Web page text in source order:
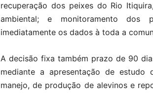
recuperação dos peixes do Rio
ambiental; e monitoramento dos
imediatamente os dados à toda a
A decisão fixa também prazo de 90
mediante a apresentação de
manejo, de produção de alevinos e